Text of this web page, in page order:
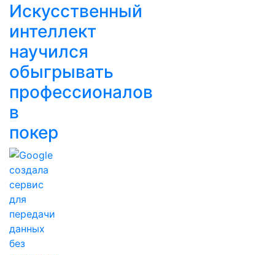
Искусственный
интеллект
научился
обыгрывать
профессионалов
в
покер